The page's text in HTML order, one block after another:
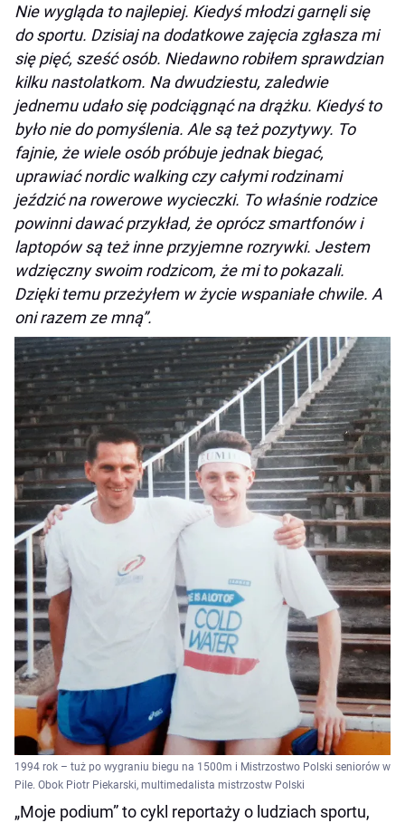
Nie wygląda to najlepiej. Kiedyś młodzi garnęli się
do sportu. Dzisiaj na dodatkowe zajęcia zgłasza mi
się pięć, sześć osób. Niedawno robiłem sprawdzian
kilku nastolatkom. Na dwudziestu, zaledwie
jednemu udało się podciągnąć na drążku. Kiedyś to
było nie do pomyślenia. Ale są też pozytywy. To
fajnie, że wiele osób próbuje jednak biegać,
uprawiać nordic walking czy całymi rodzinami
jeździć na rowerowe wycieczki. To właśnie rodzice
powinni dawać przykład, że oprócz smartfonów i
laptopów są też inne przyjemne rozrywki. Jestem
wdzięczny swoim rodzicom, że mi to pokazali.
Dzięki temu przeżyłem w życie wspaniałe chwile. A
oni razem ze mną”.
1994 rok – tuż po wygraniu biegu na 1500m i Mistrzostwo Polski seniorów w
Pile. Obok Piotr Piekarski, multimedalista mistrzostw Polski
„Moje podium” to cykl reportaży o ludziach sportu,